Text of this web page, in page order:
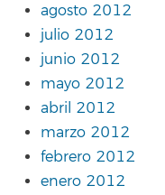
agosto 2012
julio 2012
junio 2012
mayo 2012
abril 2012
marzo 2012
febrero 2012
enero 2012